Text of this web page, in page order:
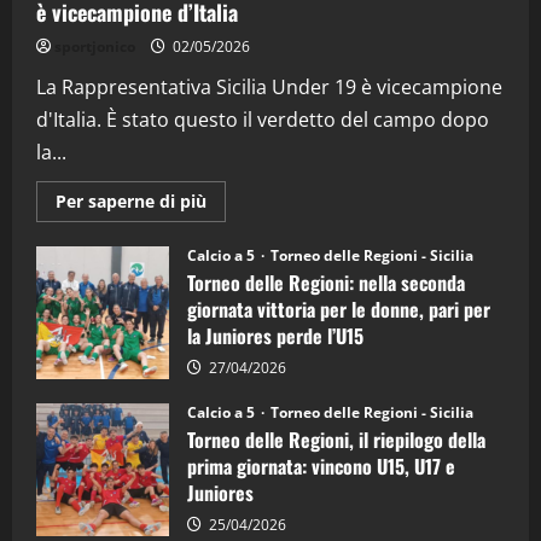
"SportEmpire" in Podcast
“SportEmpire” in Podcast: 26^ Puntata
08/04/2026
è vicecampione d’Italia
02/05/2026
La Rappresentativa Sicilia Under 19 è vicecampione
d'Italia. È stato questo il verdetto del campo dopo
la...
Per saperne di più
informazioni
Torneo
delle
Regioni
di
calcio
a
5:
la
Juniores
è
vicecampione
d’Italia
Calcio a 5 Torneo delle Regioni - Sicilia
Torneo delle Regioni: nella seconda
giornata vittoria per le donne, pari per
la Juniores perde l’U15
27/04/2026
Calcio a 5 Torneo delle Regioni - Sicilia
Torneo delle Regioni, il riepilogo della
prima giornata: vincono U15, U17 e
Juniores
25/04/2026